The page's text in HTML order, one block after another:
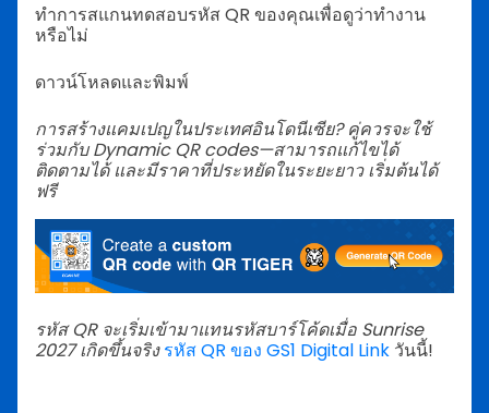
ทำการสแกนทดสอบรหัส QR ของคุณเพื่อดูว่าทำงาน
หรือไม่
ดาวน์โหลดและพิมพ์
การสร้างแคมเปญในประเทศอินโดนีเซีย? คู่ควรจะใช้
ร่วมกับ Dynamic QR codes—สามารถแก้ไขได้
ติดตามได้ และมีราคาที่ประหยัดในระยะยาว เริ่มต้นได้
ฟรี
รหัส QR จะเริ่มเข้ามาแทนรหัสบาร์โค้ดเมื่อ Sunrise
2027 เกิดขึ้นจริงรหัส QR ของ GS1 Digital Link วันนี้!